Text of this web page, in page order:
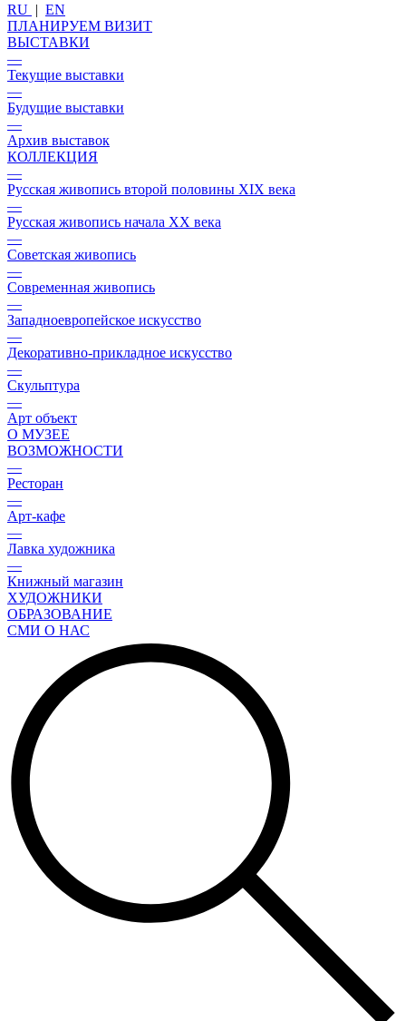
RU | EN
ПЛАНИРУЕМ ВИЗИТ
ВЫСТАВКИ
—
Текущие выставки
—
Будущие выставки
—
Архив выставок
КОЛЛЕКЦИЯ
—
Русская живопись второй половины XIX века
—
Русская живопись начала XX века
—
Советская живопись
—
Современная живопись
—
Западноевропейское искусство
—
Декоративно-прикладное искусство
—
Скульптура
—
Арт объект
О МУЗЕЕ
ВОЗМОЖНОСТИ
—
Ресторан
—
Арт-кафе
—
Лавка художника
—
Книжный магазин
ХУДОЖНИКИ
ОБРАЗОВАНИЕ
СМИ О НАС